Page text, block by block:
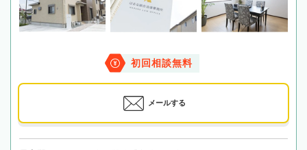
初回相談無料
メールする